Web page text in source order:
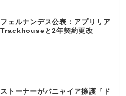
フェルナンデス公表：アプリリア
Trackhouseと2年契約更改
ストーナーがバニャイア擁護『ド